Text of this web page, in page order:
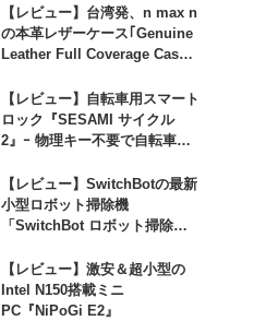
【レビュー】台湾発、n max n
の本革レザーケース｢Genuine
Leather Full Coverage Case
【レビュー】自転車用スマート
ロック『SESAMI サイクル
2』ｰ 物理キー不要で自転車の
【レビュー】SwitchBotの最新
小型ロボット掃除機
「SwitchBot ロボット掃除機
【レビュー】激安＆超小型の
Intel N150搭載ミニ
PC『NiPoGi E2』